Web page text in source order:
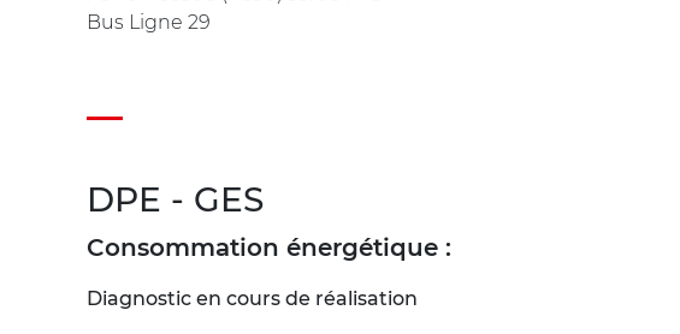
Bus Ligne 29
DPE - GES
Consommation énergétique :
Diagnostic en cours de réalisation